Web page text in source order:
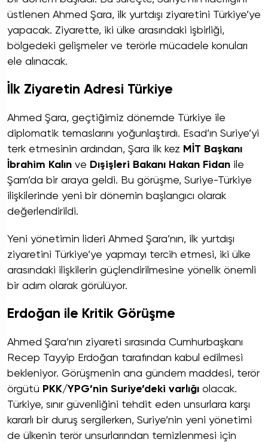
üstlenen Ahmed Şara, ilk yurtdışı ziyaretini Türkiye’ye
yapacak. Ziyarette, iki ülke arasındaki işbirliği,
bölgedeki gelişmeler ve terörle mücadele konuları
ele alınacak.
İlk Ziyaretin Adresi Türkiye
Ahmed Şara, geçtiğimiz dönemde Türkiye ile
diplomatik temaslarını yoğunlaştırdı. Esad’ın Suriye’yi
terk etmesinin ardından, Şara ilk kez MİT Başkanı
İbrahim Kalın ve Dışişleri Bakanı Hakan Fidan ile
Şam’da bir araya geldi. Bu görüşme, Suriye-Türkiye
ilişkilerinde yeni bir dönemin başlangıcı olarak
değerlendirildi.
Yeni yönetimin lideri Ahmed Şara’nın, ilk yurtdışı
ziyaretini Türkiye’ye yapmayı tercih etmesi, iki ülke
arasındaki ilişkilerin güçlendirilmesine yönelik önemli
bir adım olarak görülüyor.
Erdoğan ile Kritik Görüşme
Ahmed Şara’nın ziyareti sırasında Cumhurbaşkanı
Recep Tayyip Erdoğan tarafından kabul edilmesi
bekleniyor. Görüşmenin ana gündem maddesi, terör
örgütü PKK/YPG’nin Suriye’deki varlığı olacak.
Türkiye, sınır güvenliğini tehdit eden unsurlara karşı
kararlı bir duruş sergilerken, Suriye’nin yeni yönetimi
de ülkenin terör unsurlarından temizlenmesi için